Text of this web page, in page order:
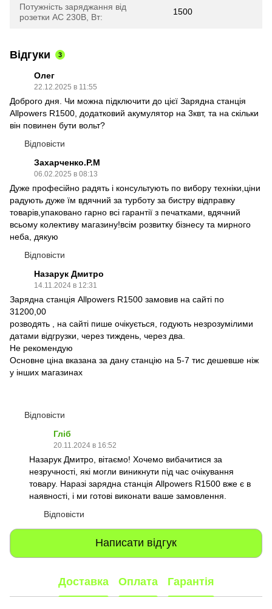
Потужність заряджання від
розетки AC 230В, Вт:
1500
Відгуки 3
Олег
22.12.2025 в 11:55
Доброго дня. Чи можна підключити до цієї Зарядна станція
Allpowers R1500, додатковий акумулятор на 3квт, та на скільки
він повинен бути вольт?
Відповісти
Захарченко.Р.М
06.02.2025 в 08:13
Дуже професійно радять і консультують по вибору техніки,ціни
радують дуже їм вдячний за турботу за бистру відправку
товарів,упаковано гарно всі гарантії з печатками, вдячний
всьому колективу магазину!всім розвитку бізнесу та мирного
неба, дякую
Відповісти
Назарук Дмитро
14.11.2024 в 12:31
Зарядна станція Allpowers R1500 замовив на сайті по
31200,00
розводять , на сайті пише очікується, годують незрозумілими
датами відгрузки, через тиждень, через два.
Не рекомендую
Основне ціна вказана за дану станцію на 5-7 тис дешевше ніж
у інших магазинах
Відповісти
Гліб
20.11.2024 в 16:52
Назарук Дмитро, вітаємо! Хочемо вибачитися за
незручності, які могли виникнути під час очікування
товару. Наразі зарядна станція Allpowers R1500 вже є в
наявності, і ми готові виконати ваше замовлення.
Відповісти
Написати відгук
Доставка Оплата Гарантія